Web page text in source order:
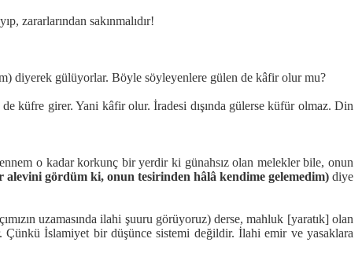
zararlarından sakınmalıdır!
diyerek gülüyorlar. Böyle söyleyenlere gülen de kâfir olur mu?
küfre girer. Yani kâfir olur. İradesi dışında gülerse küfür olmaz. Din
o kadar korkunç bir yerdir ki günahsız olan melekler bile, onun
alevini gördüm ki, onun tesirinden hâlâ kendime gelemedim)diye
uzamasında ilahi şuuru görüyoruz) derse, mahluk [yaratık] olan
Çünkü İslamiyet bir düşünce sistemi değildir. İlahi emir ve yasaklara